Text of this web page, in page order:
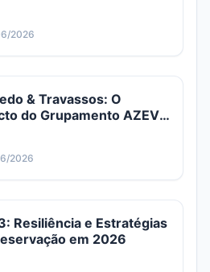
2026
& Travassos: O
do Grupamento AZEV3
2026
Resiliência e Estratégias
em 2026